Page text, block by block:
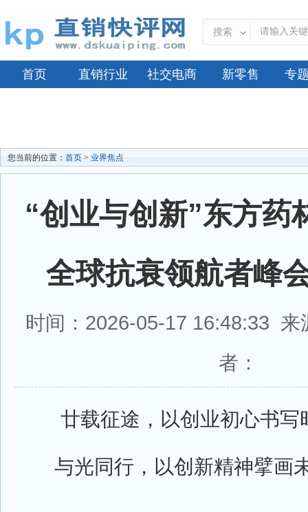
搜索
首页 直销行业 社交电商 新零售 专
您当前的位置： 首页 > 业界焦点
“创业与创新”东方药
全球抗衰领航者峰
时间：2026-05-17 16:48:33
者：
廿载征途，以创业初心书写
与光同行，以创新精神擘画